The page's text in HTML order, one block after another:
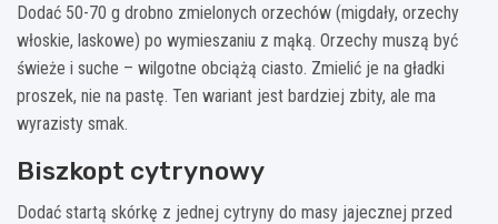
Dodać 50-70 g drobno zmielonych orzechów (migdały, orzechy
włoskie, laskowe) po wymieszaniu z mąką. Orzechy muszą być
świeże i suche – wilgotne obciążą ciasto. Zmielić je na gładki
proszek, nie na pastę. Ten wariant jest bardziej zbity, ale ma
wyrazisty smak.
Biszkopt cytrynowy
Dodać startą skórkę z jednej cytryny do masy jajecznej przed